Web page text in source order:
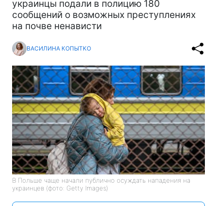
украинцы подали в полицию 180
сообщений о возможных преступлениях
на почве ненависти
ВАСИЛИНА КОПЫТКО
В Польше чаще начали публично осуждать нападения на
украинцев (фото: Getty Images)